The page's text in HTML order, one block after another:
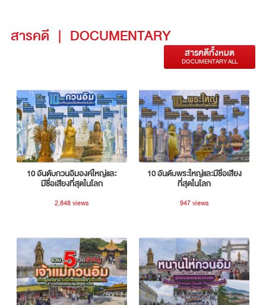
สารคดี | DOCUMENTARY
สารคดีทั้งหมด
DOCUMENTARY ALL
10 อันดับกวนอิมองค์ใหญ่และ
มีชื่อเสียงที่สุดในโลก
2,848 views
10 อันดับพระใหญ่และมีชื่อเสียง
ที่สุดในโลก
947 views